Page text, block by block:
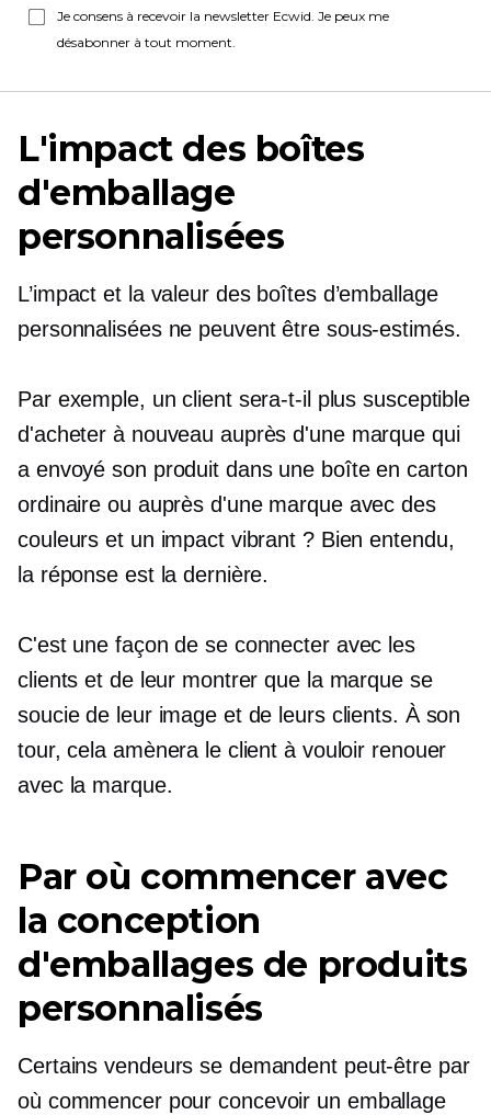
Je consens à recevoir la newsletter Ecwid. Je peux me
désabonner à tout moment.
L'impact des boîtes
d'emballage
personnalisées
L’impact et la valeur des boîtes d’emballage
personnalisées ne peuvent être sous-estimés.
Par exemple, un client sera-t-il plus susceptible
d'acheter à nouveau auprès d'une marque qui
a envoyé son produit dans une boîte en carton
ordinaire ou auprès d'une marque avec des
couleurs et un impact vibrant ? Bien entendu,
la réponse est la dernière.
C'est une façon de se connecter avec les
clients et de leur montrer que la marque se
soucie de leur image et de leurs clients. À son
tour, cela amènera le client à vouloir renouer
avec la marque.
Par où commencer avec
la conception
d'emballages de produits
personnalisés
Certains vendeurs se demandent peut-être par
où commencer pour concevoir un emballage